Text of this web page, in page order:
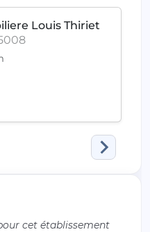
Louis Thiriet
cet établissement